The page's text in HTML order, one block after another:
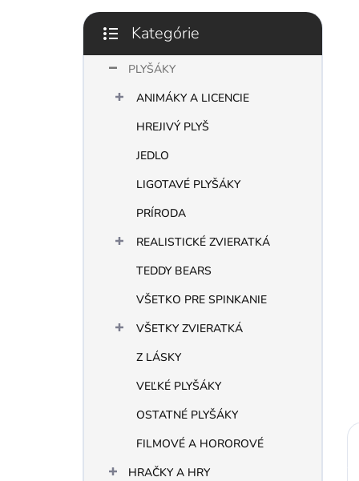
Preskočiť
kategórie
Kategórie
PLYŠÁKY
ANIMÁKY A LICENCIE
HREJIVÝ PLYŠ
JEDLO
LIGOTAVÉ PLYŠÁKY
PRÍRODA
REALISTICKÉ ZVIERATKÁ
TEDDY BEARS
VŠETKO PRE SPINKANIE
VŠETKY ZVIERATKÁ
Z LÁSKY
VEĽKÉ PLYŠÁKY
OSTATNÉ PLYŠÁKY
FILMOVÉ A HOROROVÉ
HRAČKY A HRY